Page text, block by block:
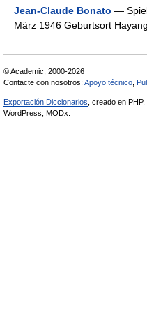
Jean-Claude Bonato —
März 1946 Geburtsort
© Academic, 2000-2026
Contacte con nosotros: Apoyo técnico
Exportación Diccionarios , creado en PHP,
WordPress, MODx.